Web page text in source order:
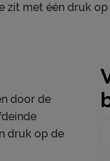
zit met één druk
door de
druk op de